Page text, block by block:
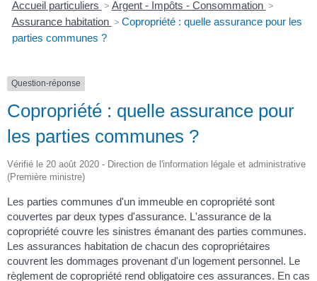
Accueil particuliers > Argent - Impôts - Consommation >
Assurance habitation > Copropriété : quelle assurance pour les
parties communes ?
Question-réponse
Copropriété : quelle assurance pour
les parties communes ?
Vérifié le 20 août 2020 - Direction de l'information légale et administrative
(Première ministre)
Les parties communes d'un immeuble en copropriété sont
couvertes par deux types d'assurance. L'assurance de la
copropriété couvre les sinistres émanant des parties communes.
Les assurances habitation de chacun des copropriétaires
couvrent les dommages provenant d'un logement personnel. Le
règlement de copropriété rend obligatoire ces assurances. En cas